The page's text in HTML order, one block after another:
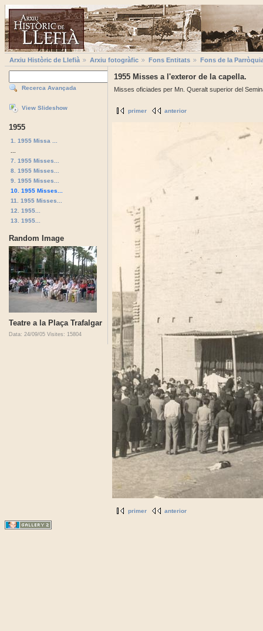
Arxiu Històric de Llefià Arxiu fotogràfic Fons Entitats Fons de la
Recerca Avançada
View Slideshow
1955
1. 1955 Missa ...
7. 1955 Misses...
8. 1955 Misses...
9. 1955 Misses...
10. 1955 Misses...
11. 1955 Misses...
12. 1955...
13. 1955...
Random Image
Teatre a la Plaça Trafalgar
Data: 24/09/05 Visites: 15804
1955 Misses a l'exteror de la capella.
Misses oficiades per Mn. Queralt superior del
primer anterior
primer anterior